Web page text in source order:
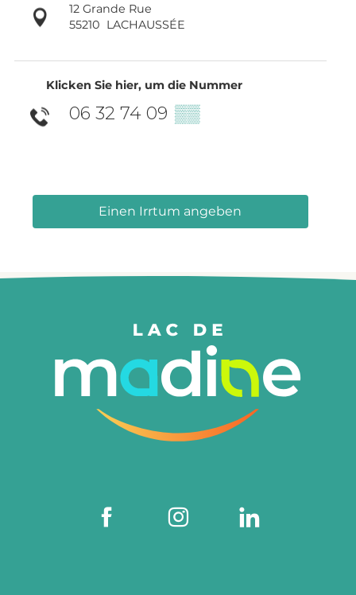
12 Grande Rue
55210 LACHAUSSÉE
Klicken Sie hier, um die Nummer
06 32 74 09 ▒▒
Einen Irrtum angeben